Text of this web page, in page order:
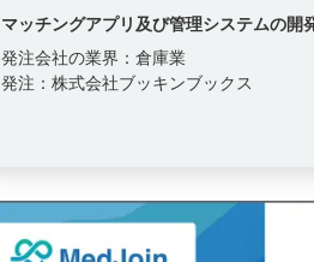
マッチングアプリ及び管理システムの開
発注会社の業界： 倉庫業
発注： 株式会社ブッキンブックス